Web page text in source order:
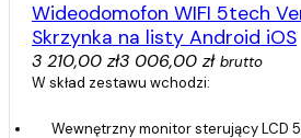
Wideodomofon WIFI 5tech
Skrzynka na listy Android iOS
3 210,00 zł3 006,00 zł brutto
W skład zestawu wchodzi:
Wewnętrzny monitor sterujący LCD